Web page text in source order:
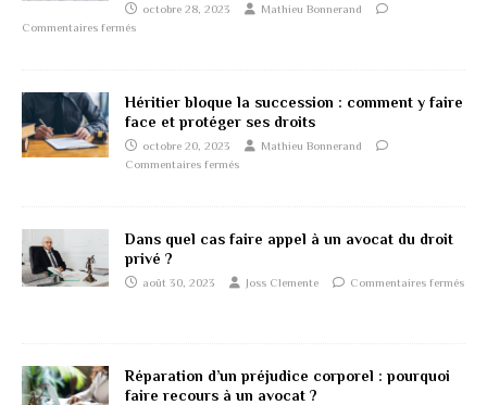
octobre 28, 2023
Mathieu Bonnerand
Commentaires fermés
Héritier bloque la succession : comment y faire
face et protéger ses droits
octobre 20, 2023
Mathieu Bonnerand
Commentaires fermés
Dans quel cas faire appel à un avocat du droit
privé ?
août 30, 2023 Joss Clemente Commentaires fermés
Réparation d’un préjudice corporel : pourquoi
faire recours à un avocat ?